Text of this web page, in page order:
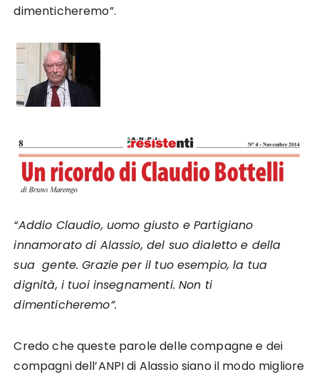
dimenticheremo”.
“Addio Claudio, uomo giusto e Partigiano
innamorato di Alassio, del suo dialetto e della
sua gente. Grazie per il tuo esempio, la tua
dignità, i tuoi insegnamenti. Non ti
dimenticheremo”.
Credo che queste parole delle compagne e dei
compagni dell’ANPI di Alassio siano il modo migliore